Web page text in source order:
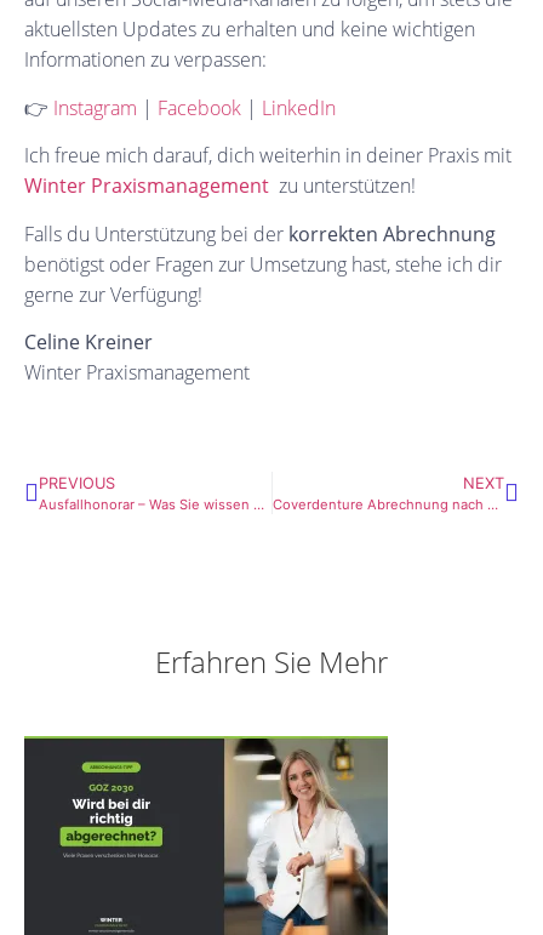
aktuellsten Updates zu erhalten und keine wichtigen
Informationen zu verpassen:
👉 Instagram | Facebook | LinkedIn
Ich freue mich darauf, dich weiterhin in deiner Praxis mit
Winter Praxismanagement zu unterstützen!
Falls du Unterstützung bei der korrekten Abrechnung
benötigst oder Fragen zur Umsetzung hast, stehe ich dir
gerne zur Verfügung!
Celine Kreiner
Winter Praxismanagement
PREVIOUS
Ausfallhonorar – Was Sie wissen sollten
NEXT
Coverdenture Abrechnung nach GOZ bei natürlichem Restzahnbestand
Erfahren Sie Mehr